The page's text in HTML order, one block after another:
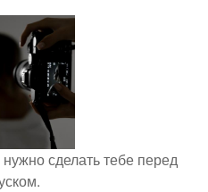
сделать тебе перед